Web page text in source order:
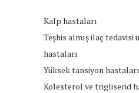
Kalp hastaları
Teşhis almış ilaç tedavisi
hastaları
Yüksek tansiyon hastaları
Kolesterol ve trigliserid